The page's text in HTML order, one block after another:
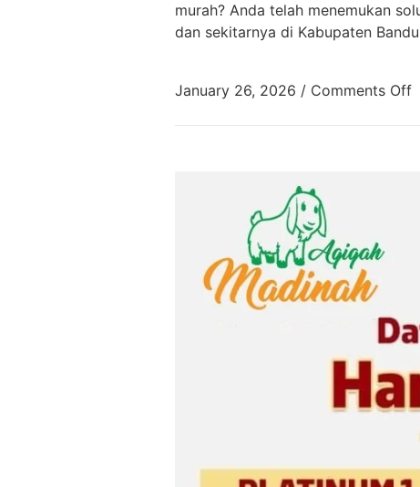
murah? Anda telah menemukan
dan sekitarnya di Kabupaten
January 26, 2026 / Comments Off